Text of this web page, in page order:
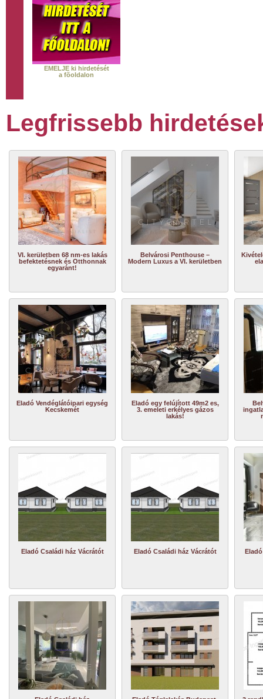
EMELJE ki hirdetését
a fõoldalon
Legfrissebb
VI. kerületben 68 nm-es lakás
befektetésnek és Otthonnak
egyaránt!
Belvárosi Penthouse –
Modern Luxus a VI. kerületben
Eladó Vendéglátóipari egység
Kecskemét
Eladó egy felújított 49m2 es,
3. emeleti erkélyes gázos
lakás!
Eladó Családi ház Vácrátót Eladó Családi ház Vácrátót